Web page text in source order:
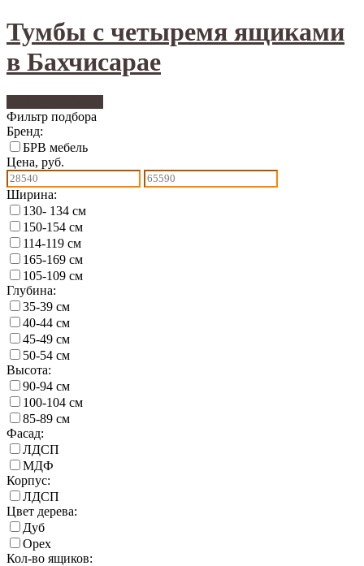
Тумбы с четыремя ящиками
в Бахчисарае
Фильтр подбора
Бренд:
БРВ мебель
Цена, руб.
Ширина:
130- 134 см
150-154 см
114-119 см
165-169 см
105-109 см
Глубина:
35-39 см
40-44 см
45-49 см
50-54 см
Высота:
90-94 см
100-104 см
85-89 см
Фасад:
ЛДСП
МДФ
Корпус:
ЛДСП
Цвет дерева:
Дуб
Орех
Кол-во ящиков: